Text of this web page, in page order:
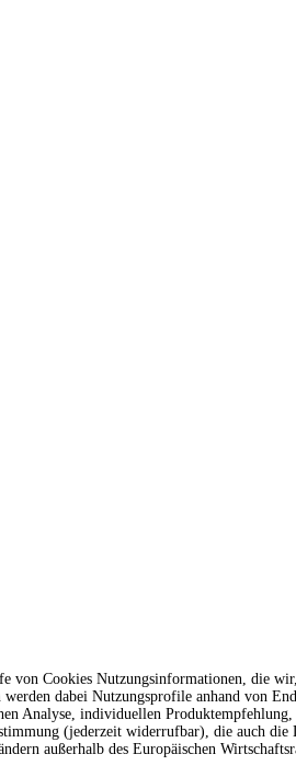
von Cookies Nutzungsinformationen, die
dabei Nutzungsprofile anhand von
Analyse, individuellen
(jederzeit widerrufbar), die auch die
außerhalb des Europäischen